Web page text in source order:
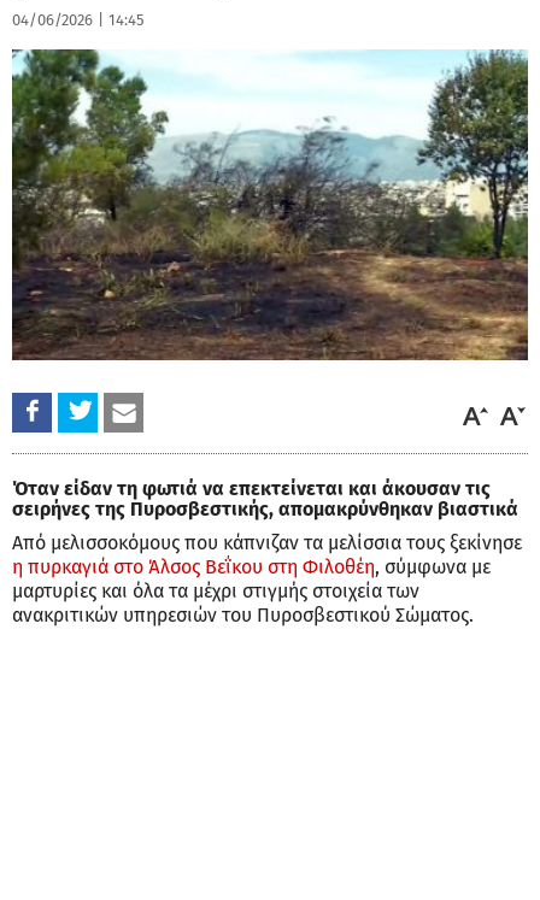
04/06/2026 14:45
Όταν είδαν τη φωτιά να επεκτείνεται και άκουσαν τις
σειρήνες της Πυροσβεστικής, απομακρύνθηκαν βιαστικά
Από μελισσοκόμους που κάπνιζαν τα μελίσσια τους ξεκίνησε
η πυρκαγιά στο Άλσος Βεΐκου στη Φιλοθέη, σύμφωνα με
μαρτυρίες και όλα τα μέχρι στιγμής στοιχεία των
ανακριτικών υπηρεσιών του Πυροσβεστικού Σώματος.